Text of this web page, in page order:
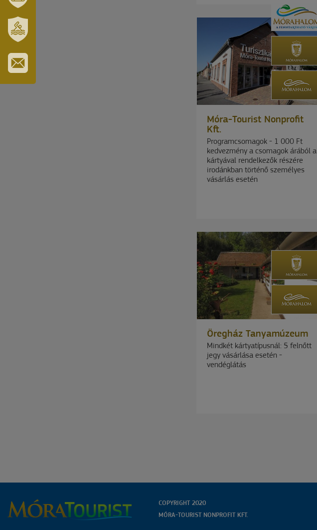
TURISZTIKA
ERZSÉBET
GYÓGYFÜRDŐ
IRATKOZZON
Móra-Tourist Nonprofit
Kft.
Programcsomagok - 1 000 Ft
kedvezmény a csomagok árából a
kártyával rendelkezők részére
irodánkban történő személyes
vásárlás esetén
Öregház Tanyamúzeum
Mindkét kártyatípusnál: 5 felnőtt
jegy vásárlása esetén -
vendéglátás
COPYRIGHT 2020
MÓRA-TOURIST NONPROFIT KFT.